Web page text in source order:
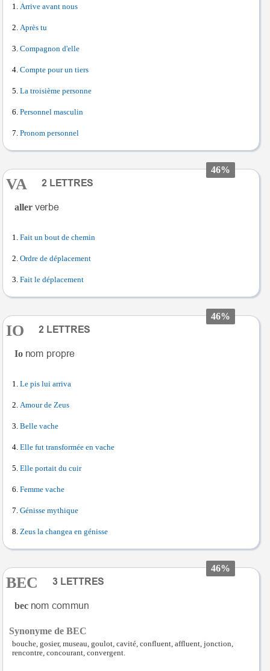
Arrive avant nous
Après tu
Compagnon d'elle
Compte pour un tiers
La troisième personne
Personnel masculin
Pronom personnel
46%
VA
aller
Fait un bout de chemin
Ordre de déplacement
Fait le déplacement
46%
IO
Io
Le pis lui arriva
Amour de Zeus
Belle vache
Elle fut transformée en vache
Elle portait du cuir
Femme vache
Génisse mythique
Zeus la changea en génisse
46%
BEC
bec
Synonyme de BEC
bouche, gosier, museau, goulot, cavité, confluent, affluent, jonction,
rencontre, concourant, convergent.